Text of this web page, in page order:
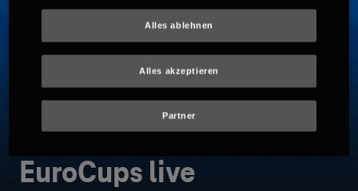
Alle Spiele des BKT
EuroCups live
Alles ablehnen
Alles akzeptieren
Partner